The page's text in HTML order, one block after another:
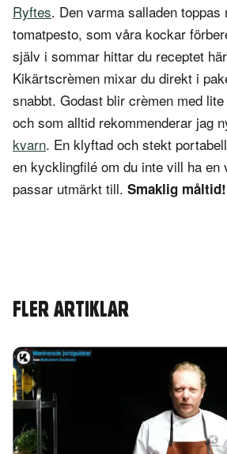
Ryftes. Den varma salladen toppas
tomatpesto, som våra kockar
själv i sommar hittar du receptet
Kikärtscrèmen mixar du direkt i
snabbt. Godast blir crèmen med lite
och som alltid rekommenderar jag
kvarn. En klyftad och stekt
en kycklingfilé om du inte vill ha en
passar utmärkt till. Smaklig måltid!
FLER ARTIKLAR